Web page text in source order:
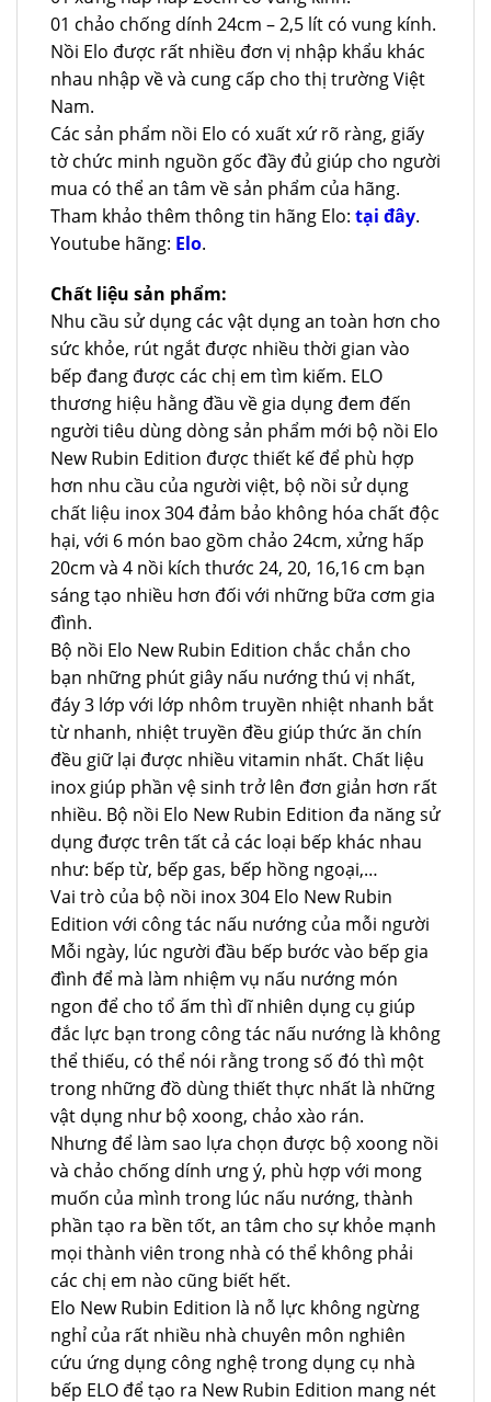
01 chảo chống dính 24cm – 2,5 lít có vung kính.
Nồi Elo được rất nhiều đơn vị nhập khẩu khác
nhau nhập về và cung cấp cho thị trường Việt
Nam.
Các sản phẩm nồi Elo có xuất xứ rõ ràng, giấy
tờ chức minh nguồn gốc đầy đủ giúp cho người
mua có thể an tâm về sản phẩm của hãng.
Tham khảo thêm thông tin hãng Elo: tại đây.
Youtube hãng: Elo.
Chất liệu sản phẩm:
Nhu cầu sử dụng các vật dụng an toàn hơn cho
sức khỏe, rút ngắt được nhiều thời gian vào
bếp đang được các chị em tìm kiếm. ELO
thương hiệu hằng đầu về gia dụng đem đến
người tiêu dùng dòng sản phẩm mới bộ nồi Elo
New Rubin Edition được thiết kế để phù hợp
hơn nhu cầu của người việt, bộ nồi sử dụng
chất liệu inox 304 đảm bảo không hóa chất độc
hại, với 6 món bao gồm chảo 24cm, xửng hấp
20cm và 4 nồi kích thước 24, 20, 16,16 cm bạn
sáng tạo nhiều hơn đối với những bữa cơm gia
đình.
Bộ nồi Elo New Rubin Edition chắc chắn cho
bạn những phút giây nấu nướng thú vị nhất,
đáy 3 lớp với lớp nhôm truyền nhiệt nhanh bắt
từ nhanh, nhiệt truyền đều giúp thức ăn chín
đều giữ lại được nhiều vitamin nhất. Chất liệu
inox giúp phần vệ sinh trở lên đơn giản hơn rất
nhiều. Bộ nồi Elo New Rubin Edition đa năng sử
dụng được trên tất cả các loại bếp khác nhau
như: bếp từ, bếp gas, bếp hồng ngoại,…
Vai trò của bộ nồi inox 304 Elo New Rubin
Edition với công tác nấu nướng của mỗi người
Mỗi ngày, lúc người đầu bếp bước vào bếp gia
đình để mà làm nhiệm vụ nấu nướng món
ngon để cho tổ ấm thì dĩ nhiên dụng cụ giúp
đắc lực bạn trong công tác nấu nướng là không
thể thiếu, có thể nói rằng trong số đó thì một
trong những đồ dùng thiết thực nhất là những
vật dụng như bộ xoong, chảo xào rán.
Nhưng để làm sao lựa chọn được bộ xoong nồi
và chảo chống dính ưng ý, phù hợp với mong
muốn của mình trong lúc nấu nướng, thành
phần tạo ra bền tốt, an tâm cho sự khỏe mạnh
mọi thành viên trong nhà có thể không phải
các chị em nào cũng biết hết.
Elo New Rubin Edition là nỗ lực không ngừng
nghỉ của rất nhiều nhà chuyên môn nghiên
cứu ứng dụng công nghệ trong dụng cụ nhà
bếp ELO để tạo ra New Rubin Edition mang nét